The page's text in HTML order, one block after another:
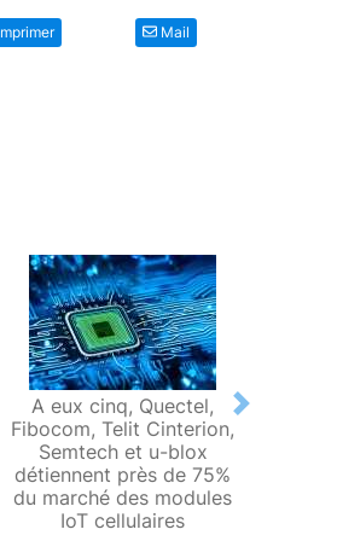
Mail
A eux cinq, Quectel,
Fibocom, Telit Cinterion,
Semtech et u-blox
détiennent près de 75%
du marché des modules
IoT cellulaires
Next